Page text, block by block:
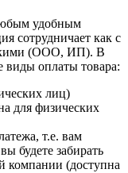
удобным
сотрудничает как с
(ООО, ИП). В
оплаты товара:
лиц)
для физических
т.е. вам
будете забирать
компании (доступна